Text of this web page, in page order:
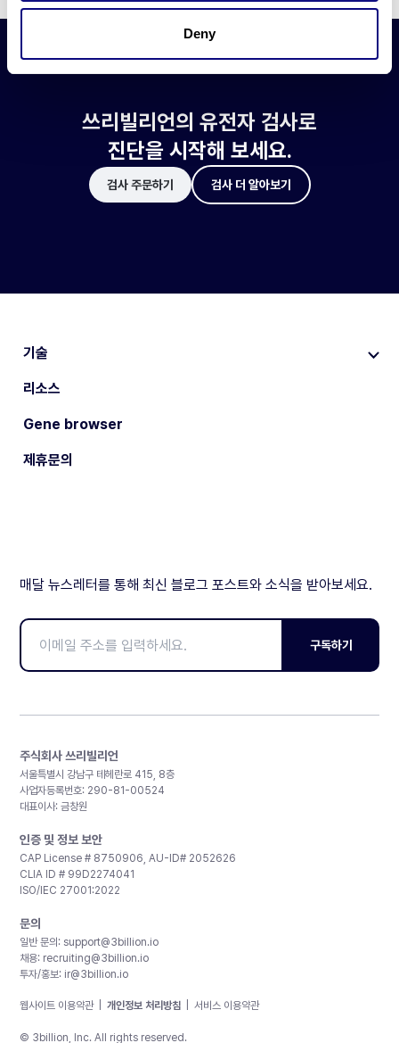
Deny
쓰리빌리언의 유전자 검사로
진단을 시작해 보세요.
검사 주문하기 검사 더 알아보기
기술
리소스
Gene browser
제휴문의
매달 뉴스레터를 통해 최신 블로그 포스트와 소식을 받아보세요.
구독하기
주식회사 쓰리빌리언
서울특별시 강남구 테헤란로 415, 8층
사업자등록번호: 290-81-00524
대표이사: 금창원
인증 및 정보 보안
CAP License # 8750906, AU-ID# 2052626
CLIA ID # 99D2274041
ISO/IEC 27001:2022
문의
일반 문의: support@3billion.io
채용: recruiting@3billion.io
투자/홍보: ir@3billion.io
웹사이트 이용약관 개인정보 처리방침 서비스 이용약관
© 3billion, Inc. All rights reserved.